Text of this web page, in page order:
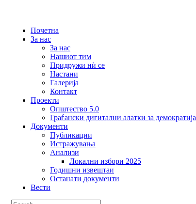
Почетна
За нас
За нас
Нашиот тим
Придружи нѝ се
Настани
Галерија
Контакт
Проекти
Општество 5.0
Граѓански дигитални алатки за демократија
Документи
Публикации
Истражувања
Анализи
Локални избори 2025
Годишни извештаи
Останати документи
Вести